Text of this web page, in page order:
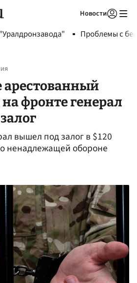
Новости
Проблемы с
арестованный
фронте генерал
вышел под залог в $120
ненадлежащей обороне